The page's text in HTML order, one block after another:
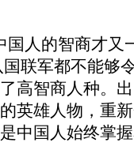
人的智商才又
联军都不能够
高智商人种。
英雄人物，重
中国人始终掌